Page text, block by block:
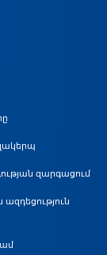
զարգացում